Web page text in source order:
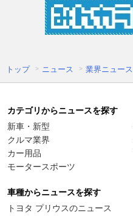
トップ ニュース 業界ニュース
カテゴリからニュースを探す
新車・新型
クルマ業界
カー用品
モータースポーツ
車種からニュースを探す
トヨタ プリウスのニュース